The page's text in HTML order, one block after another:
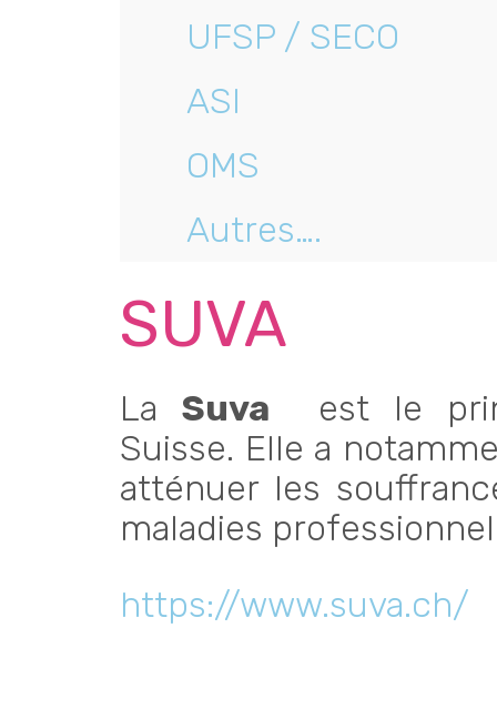
UFSP / SECO
ASI
OMS
Autres….
SUVA
LaSuva est le
Suisse. Elle a
atténuer les
maladies
https://www.suva.ch/